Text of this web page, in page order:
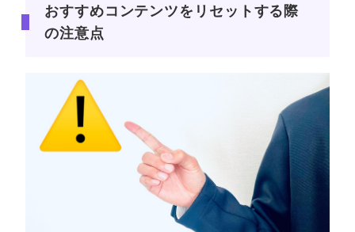
おすすめコンテンツをリセットする際
の注意点